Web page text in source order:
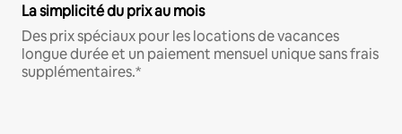
La simplicité du prix au mois
Des prix spéciaux pour les locations de vacances
longue durée et un paiement mensuel unique sans frais
supplémentaires.*